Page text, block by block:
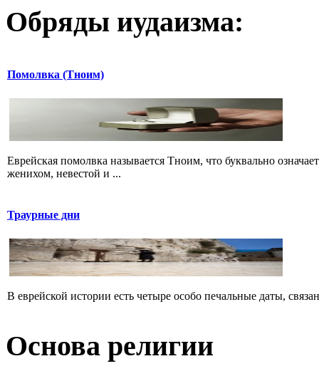
Обряды иудаизма:
Помолвка (Тноим)
Еврейская помолвка называется Тноим, что буквально
женихом, невестой и ...
Траурные дни
В еврейской истории есть четыре особо печальные даты,
Основа религии